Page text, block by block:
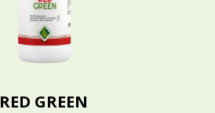
RED GREEN